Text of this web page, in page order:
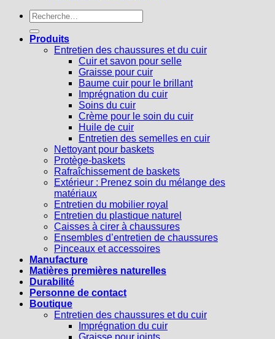
Recherche
pour :
Produits
Entretien des chaussures et du cuir
Cuir et savon pour selle
Graisse pour cuir
Baume cuir pour le brillant
Imprégnation du cuir
Soins du cuir
Crème pour le soin du cuir
Huile de cuir
Entretien des semelles en cuir
Nettoyant pour baskets
Protège-baskets
Rafraîchissement de baskets
Extérieur : Prenez soin du mélange des
matériaux
Entretien du mobilier royal
Entretien du plastique naturel
Caisses à cirer à chaussures
Ensembles d’entretien de chaussures
Pinceaux et accessoires
Manufacture
Matières premières naturelles
Durabilité
Personne de contact
Boutique
Entretien des chaussures et du cuir
Imprégnation du cuir
Graisse pour joints